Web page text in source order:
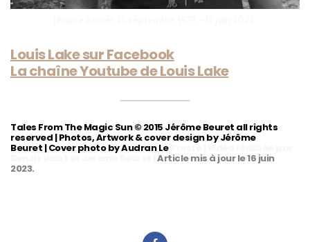
Louis Lake sur Facebook
La chaîne Youtube de Louis Lake
Tales From The Magic Sun © 2015 Jérôme Beuret all rights
reserved | Photos, Artwork & cover design by Jérôme
Beuret | Cover photo by Audran LePreste | Vidéo réalisée par
Article mis à jour le 16 juin
2023.